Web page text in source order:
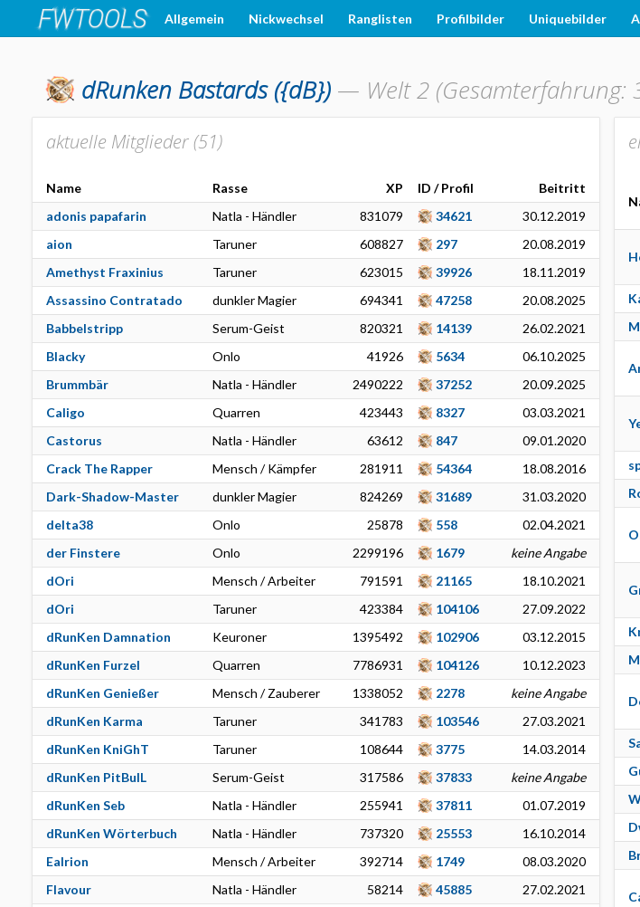
Allgemein Nickwechsel Ranglisten Profilbilder Uniquebilder
dRunken Bastards({dB}) — Welt 2 (Gesamterfahrung:
aktuelle Mitglieder (51)
Name Rasse XP ID / Profil
Beitritt
adonis papafarin
Natla - Händler 831079 34621
30.12.2019
aion
Taruner 608827 297
20.08.2019
Amethyst Fraxinius
Taruner 623015 39926
18.11.2019
Assassino Contratado
dunkler Magier 694341 47258
20.08.2025
Babbelstripp
Serum-Geist 820321 14139
26.02.2021
Blacky
Onlo 41926 5634
06.10.2025
Brummbär
Natla - Händler 2490222 37252
20.09.2025
Caligo
Quarren 423443 8327
03.03.2021
Castorus
Natla - Händler 63612 847
09.01.2020
Crack The Rapper
Mensch / Kämpfer 281911 54364
18.08.2016
Dark-Shadow-Master
dunkler Magier 824269 31689
31.03.2020
delta38
Onlo 25878 558
02.04.2021
der Finstere
Onlo 2299196 1679
keine Angabe
dOri
Mensch / Arbeiter 791591 21165
18.10.2021
dOri
Taruner 423384 104106
27.09.2022
dRunKen Damnation
Keuroner 1395492 102906
03.12.2015
dRunKen Furzel
Quarren 7786931 104126
10.12.2023
dRunKen Genießer
Mensch / Zauberer 1338052 2278
keine Angabe
dRunKen Karma
Taruner 341783 103546
27.03.2021
dRunKen KniGhT
Taruner 108644 3775
14.03.2014
dRunKen PitBulL
Serum-Geist 317586 37833
keine Angabe
dRunKen Seb
Natla - Händler 255941 37811
01.07.2019
dRunKen Wörterbuch
Natla - Händler 737320 25553
16.10.2014
Ealrion
Mensch / Arbeiter 392714 1749
08.03.2020
Flavour
Natla - Händler 58214 45885
27.02.2021